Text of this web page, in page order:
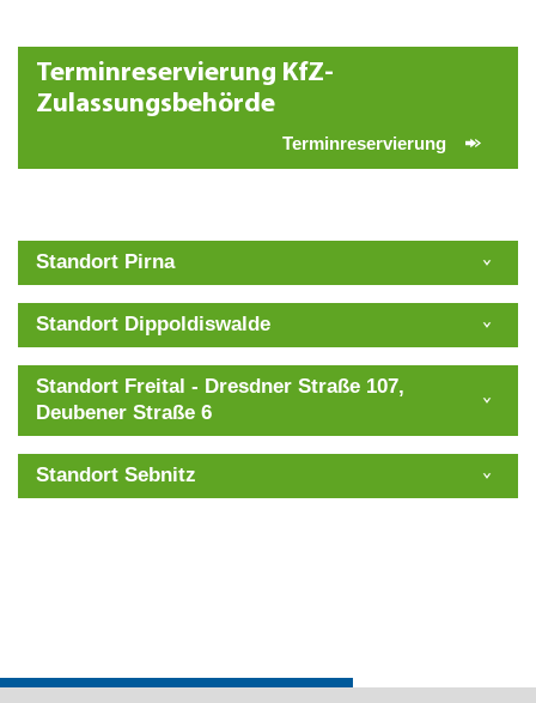
Terminreservierung KfZ-
Zulassungsbehörde
Terminreservierung
Standort Pirna
Standort Dippoldiswalde
Standort Freital - Dresdner Straße 107,
Deubener Straße 6
Standort Sebnitz